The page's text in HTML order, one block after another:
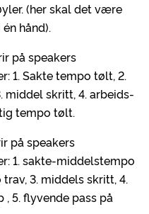
(her skal det være
hånd).
på speakers
1. Sakte tempo tølt, 2.
skritt, 4. arbeids-
tempo tølt.
på speakers
1. sakte-middelstempo
3. middels skritt, 4.
5. flyvende pass på